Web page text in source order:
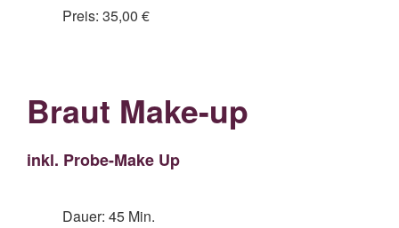
Preis: 35,00 €
Braut Make-up
inkl. Probe-Make Up
Dauer: 45 Min.